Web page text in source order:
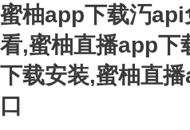
蜜柚app下载汅api
看,蜜柚直播app下
下载安装,蜜柚直
口